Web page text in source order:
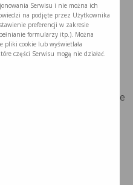
każdy pacjent
W praktyce
współpracować
będą w kontakcie z
diagnostyczno-
wdrożony w systemie
gabinetu lekarskiego
Organizacja
do potrzeb
koordynatorom
Serwisu i nie można ich
na podjęte przez Użytkownika
preferencji w zakresie
formularzy itp.). Można
pliki cookie lub wyświetlała
części Serwisu mogą nie działać.